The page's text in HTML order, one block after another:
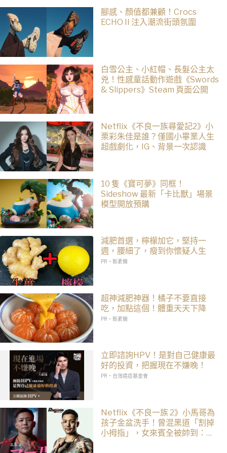
腳感、顏值都兼顧！Crocs
ECHO II 注入潮流街頭氛圍
白雪公主、小紅帽、長髮公主太
兇！性感童話動作遊戲《Swords
& Slippers》Steam 頁面公開
Netflix《不良一族尋愛記2》小
栗彩朱佳是誰？僅國小畢業人生
超戲劇化，IG、背景一次認識
10 隻《寶可夢》同框！
Sideshow 最新「卡比獸」場景
模型開放預購
減肥首選，檸檬加它，堅持一
週，腰細了，瘦到你懷疑人生
PR・新素簡
超神減肥神器！橘子不要直接
吃，加點這個！體重天天下降
PR・新素簡
立即諮詢HPV！是對自己健康最
好的投資，把握現在不嫌晚！
PR・台灣癌症基金會
Netflix《不良一族 2》小馬哥為
孩子金盆洗手！曾混黑道「割掉
小拇指」，女來賓全被帥到：超